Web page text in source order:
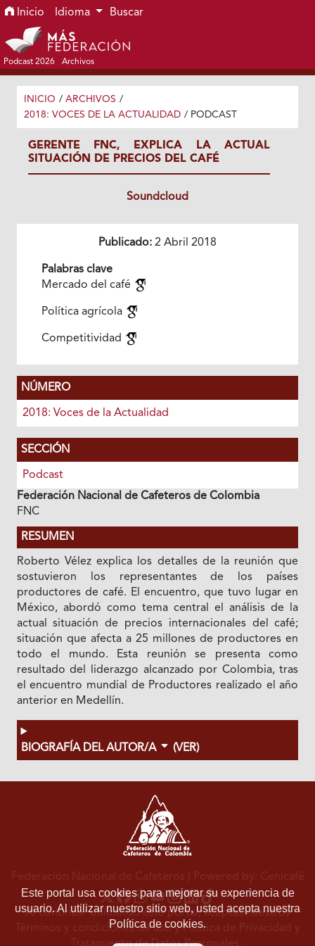
Ir al menú de navegación principal
Ir al contenido principal
Ir al pie de página del sitio
Inicio Idioma Buscar
Podcast 2026 Archivos
INICIO / ARCHIVOS /
2018: VOCES DE LA ACTUALIDAD / PODCAST
GERENTE FNC, EXPLICA LA ACTUAL
SITUACIÓN DE PRECIOS DEL CAFÉ
Soundcloud
Publicado: 2 Abril 2018
Palabras clave
Mercado del café
Política agrícola
Competitividad
NÚMERO
2018: Voces de la Actualidad
SECCIÓN
Podcast
Federación Nacional de Cafeteros de Colombia
FNC
RESUMEN
Roberto Vélez explica los detalles de la reunión que
sostuvieron los representantes de los países
productores de café. El encuentro, que tuvo lugar en
México, abordó como tema central el análisis de la
actual situación de precios internacionales del café;
situación que afecta a 25 millones de productores en
todo el mundo. Esta reunión se presenta como
resultado del liderazgo alcanzado por Colombia, tras
el encuentro mundial de Productores realizado el año
anterior en Medellín.
BIOGRAFÍA DEL AUTOR/A (VER)
Este portal usa cookies para mejorar su experiencia de
usuario. Al utilizar nuestro sitio web, usted acepta nuestra
Política de cookies.
Federación Nacional de Cafeteros | Powered by: Cenicafé
Al continuar utilizando este portal, aceptas nuestros
Términos y condiciones de usoyPolítica de Privacidad y
Tratamiento de Datos Personales